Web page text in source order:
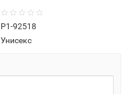
P1-92518
Унисекс